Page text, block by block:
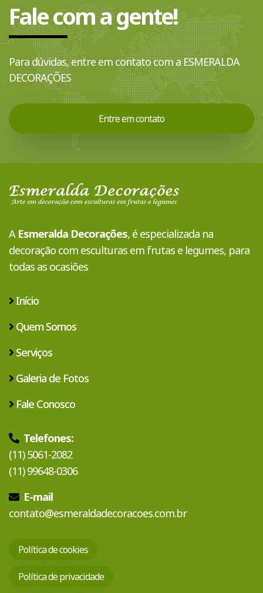
Fale com a gente!
Para dúvidas, entre em contato com a ESMERALDA
DECORAÇÕES
Entre em contato
A Esmeralda Decorações, é especializada na
decoração com esculturas em frutas e legumes, para
todas as ocasiões
Início
Quem Somos
Serviços
Galeria de Fotos
Fale Conosco
Telefones:
(11) 5061-2082
(11) 99648-0306
E-mail
contato@esmeraldadecoracoes.com.br
Política de cookies
Política de privacidade